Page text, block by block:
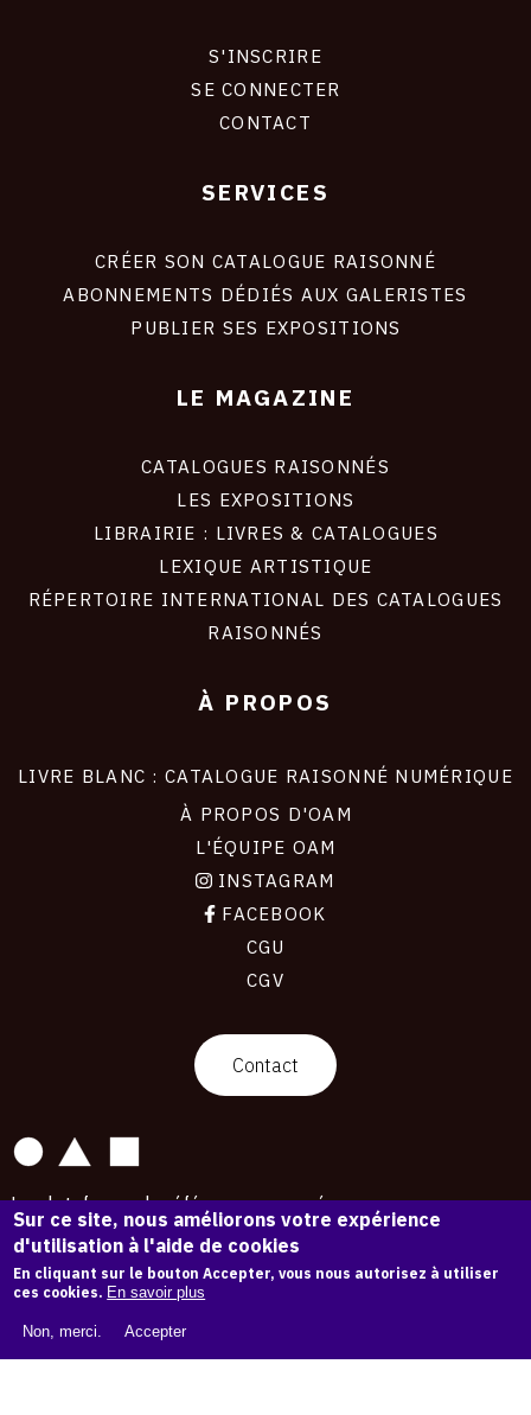
S'INSCRIRE
SE CONNECTER
CONTACT
SERVICES
CRÉER SON CATALOGUE RAISONNÉ
ABONNEMENTS DÉDIÉS AUX GALERISTES
PUBLIER SES EXPOSITIONS
LE MAGAZINE
CATALOGUES RAISONNÉS
LES EXPOSITIONS
LIBRAIRIE : LIVRES & CATALOGUES
LEXIQUE ARTISTIQUE
RÉPERTOIRE INTERNATIONAL DES CATALOGUES
RAISONNÉS
À PROPOS
LIVRE BLANC : CATALOGUE RAISONNÉ NUMÉRIQUE
À PROPOS D'OAM
L'ÉQUIPE OAM
INSTAGRAM
FACEBOOK
CGU
CGV
Contact
La plateforme de référence pour créer,
conserver et promouvoir l'Histoire de l'Art.
Des catalogues raisonnés aux archives
d'expositions.
43 254 œuvres d'art — 7 587 expositions
Copyright © OAM 2026. Tous droits réservés.
Sur ce site, nous améliorons votre expérience
d'utilisation à l'aide de cookies
En cliquant sur le bouton Accepter, vous nous autorisez à utiliser
ces cookies. En savoir plus
Non, merci. Accepter